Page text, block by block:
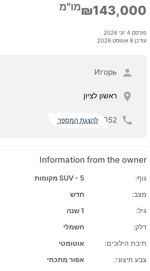
₪143,000מו"מ
פורסם 4 יוני 2026
עודכן 8 אוגוסט 2026
Игорь
ראשון לציון
052 להצגת המספר
Information from the owner
גוף:
SUV - 5 מקומות
מצב:
חדש
גיל:
1 שנה
דלק:
חשמלי
תיבת הילוכים:
אוטומטי
צבע חיצוני:
אפור מתכתי